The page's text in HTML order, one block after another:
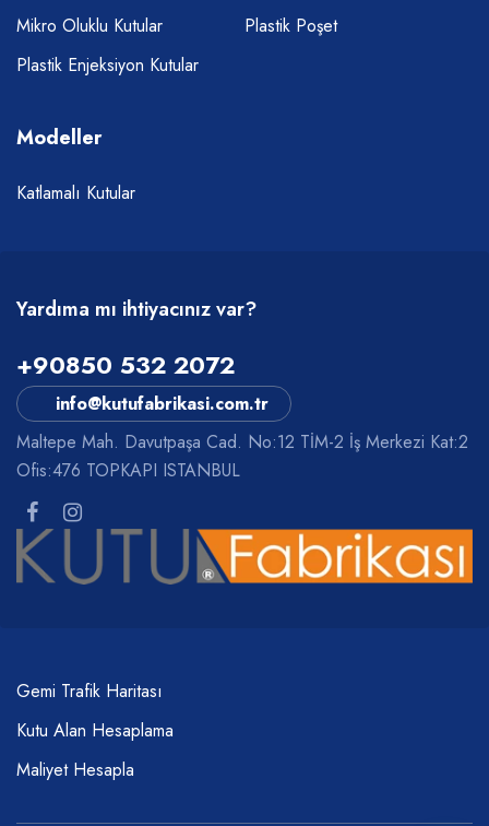
Mikro Oluklu Kutular
Plastik Enjeksiyon Kutular
Plastik Poşet
Modeller
Katlamalı Kutular
Yardıma mı ihtiyacınız var?
+90850 532 2072
info@kutufabrikasi.com.tr
Maltepe Mah. Davutpaşa Cad. No:12 TİM-2 İş Merkezi Kat:2
Ofis:476 TOPKAPI ISTANBUL
Gemi Trafik Haritası
Kutu Alan Hesaplama
Maliyet Hesapla